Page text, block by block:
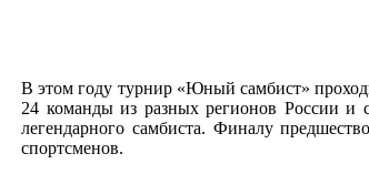
В этом году турнир «Юный самбист»
24 команды из разных регионов России и
легендарного самбиста. Финалу
спортсменов.